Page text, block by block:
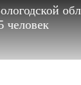
человек